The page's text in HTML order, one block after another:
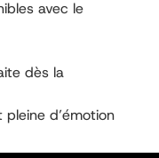
avec le
dès la
d’émotion